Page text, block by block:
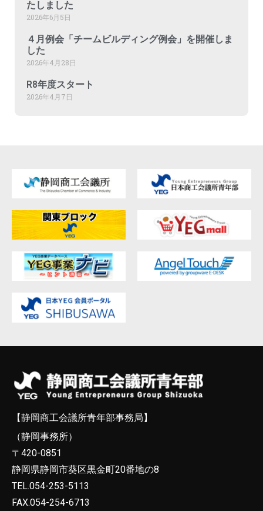
たしました
2026年6月5日
４月例会「チームビルディング例会」を開催しま
した
2026年4月28日
R8年度スタート
2026年4月7日
【静岡商工会議所青年部事務局】
（静岡事務所）
〒420-0851
静岡県静岡市葵区黒金町20番地の8
TEL.054-253-5113
FAX.054-254-6713